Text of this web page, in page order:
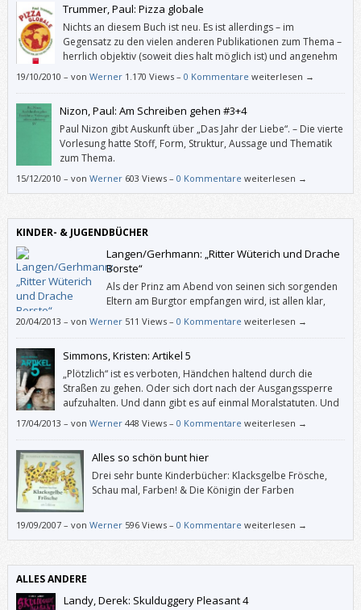
Trummer, Paul: Pizza globale
Nichts an diesem Buch ist neu. Es ist allerdings – im
Gegensatz zu den vielen anderen Publikationen zum Thema –
herrlich objektiv (soweit dies halt möglich ist) und angenehm
sachlich, ohne deswegen trocken oder ungenießbar zu sein.
19/10/2010 – von Werner 1.170 Views – 0 Kommentare weiterlesen →
Nizon, Paul: Am Schreiben gehen #3+4
Paul Nizon gibt Auskunft über „Das Jahr der Liebe“. – Die vierte
Vorlesung hatte Stoff, Form, Struktur, Aussage und Thematik
zum Thema.
15/12/2010 – von Werner 603 Views – 0 Kommentare weiterlesen →
KINDER- & JUGENDBÜCHER
Langen/Gerhmann: „Ritter Wüterich und Drache
Borste“
Als der Prinz am Abend von seinen sich sorgenden
Eltern am Burgtor empfangen wird, ist allen klar,
dass dies nicht sein letztes echtes Abenteuer
dass Annette Langen (die Hase-„Felix“-Erfinderin) ein paar weitere
Wüterich-Bücher schreiben wird. Die Geschichte von diesem Band ist
jedenfalls ebenso entzückend wie die Illustrationen von Katja
Gerhmann.
20/04/2013 – von Werner 511 Views – 0 Kommentare weiterlesen →
Simmons, Kristen: Artikel 5
„Plötzlich“ ist es verboten, Händchen haltend durch die
Straßen zu gehen. Oder sich dort nach der Ausgangssperre
aufzuhalten. Und dann gibt es auf einmal Moralstatuten. Und
eine Polizei mit mehr Befugnissen. Schließlich verschwinden
17/04/2013 – von Werner 448 Views – 0 Kommentare weiterlesen →
Alles so schön bunt hier
Drei sehr bunte Kinderbücher: Klacksgelbe Frösche,
Schau mal, Farben! & Die Königin der Farben
19/09/2007– von Werner 596 Views – 0 Kommentare weiterlesen →
ALLES ANDERE
Landy, Derek: Skulduggery Pleasant 4